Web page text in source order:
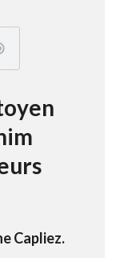
Capliez.